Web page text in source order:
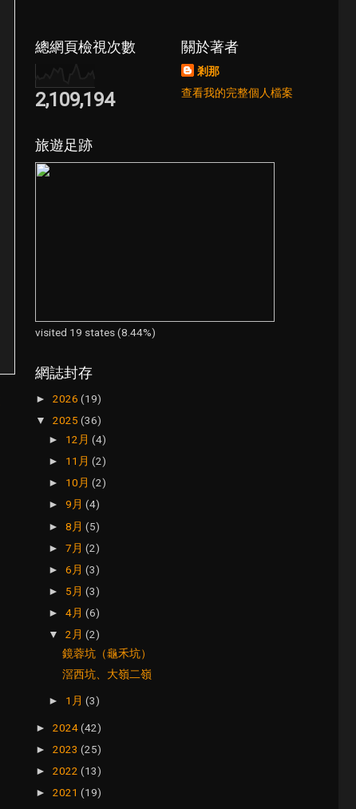
總網頁檢視次數
2,109,194
關於著者
剎那
查看我的完整個人檔案
旅遊足跡
visited 19 states (8.44%)
網誌封存
► 2026 (19)
▼ 2025 (36)
► 12月(4)
► 11月(2)
► 10月(2)
►9月(4)
►8月(5)
►7月(2)
►6月(3)
► 5月(3)
►4月(6)
▼2月(2)
鏡蓉坑（龜禾坑）
滘西坑、大嶺二嶺
► 1月(3)
► 2024(42)
► 2023 (25)
► 2022 (13)
► 2021 (19)